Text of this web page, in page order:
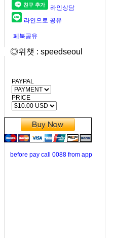
라인상담
라인으로 공유
페북공유
◎위챗 : speedseoul
PAYPAL
PRICE
before pay call 0088 from app